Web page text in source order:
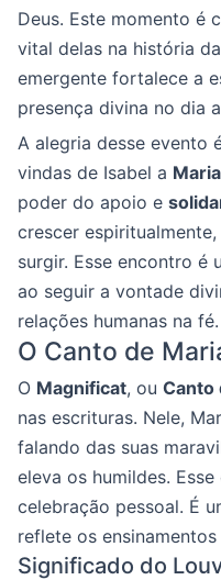
Deus. Este momento é
vital delas na história
emergente fortalece a
presença divina no dia
A alegria desse evento
vindas de Isabel a
poder do apoio e
crescer
surgir. Esse encontro é
ao seguir a vontade
relações humanas na fé.
O Canto de
O Magnificat, ou Canto
nas escrituras. Nele,
falando das suas
eleva os humildes.
celebração pessoal. É
reflete os ensinamentos
Significado do